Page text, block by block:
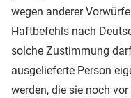
wegen anderer
Haftbefehls nach
solche Zustimmung
ausgelieferte Person
werden, die sie noch